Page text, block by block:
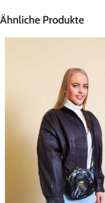
Ähnliche Produkte